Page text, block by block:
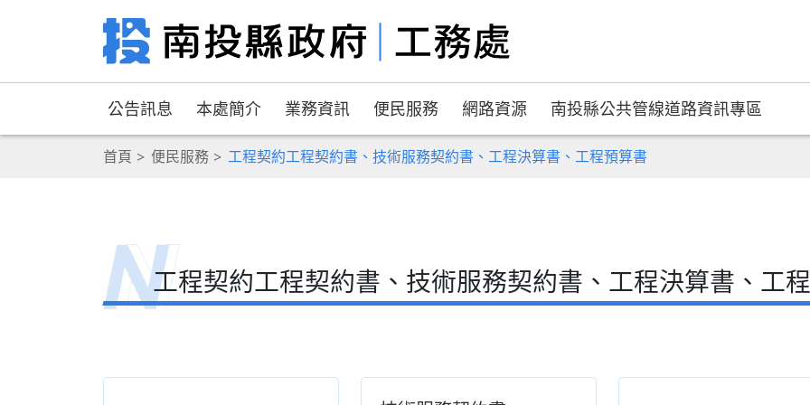
公告訊息 本處簡介 業務資訊 便民服務 網路資源 南投縣公共管線道路資訊專區
首頁 便民服務 工程契約工程契約書、技術服務契約書、工程決算書、工程預算書
工程契約工程契約書、技術服務契約書、工程決算書、工